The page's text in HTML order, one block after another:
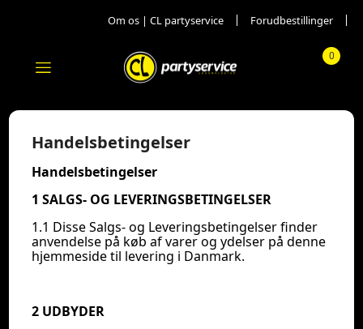
Om os | CL partyservice Forudbestillinger
Menu
0
Handelsbetingelser
Handelsbetingelser
1 SALGS- OG LEVERINGSBETINGELSER
1.1 Disse Salgs- og Leveringsbetingelser finder
anvendelse på køb af varer og ydelser på denne
hjemmeside til levering i Danmark.
2 UDBYDER